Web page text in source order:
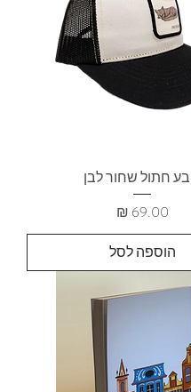
חתול שחור לבן
מחיר
הוספה לסל